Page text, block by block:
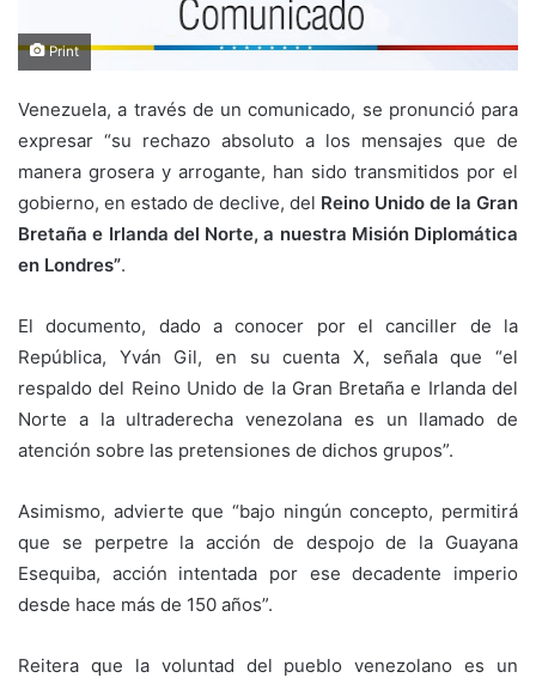
Print
Venezuela, a través de un comunicado, se pronunció para
expresar “su rechazo absoluto a los mensajes que de
manera grosera y arrogante, han sido transmitidos por el
gobierno, en estado de declive, del Reino Unido de la Gran
Bretaña e Irlanda del Norte, a nuestra Misión Diplomática
en Londres”.
El documento, dado a conocer por el canciller de la
República, Yván Gil, en su cuenta X, señala que “el
respaldo del Reino Unido de la Gran Bretaña e Irlanda del
Norte a la ultraderecha venezolana es un llamado de
atención sobre las pretensiones de dichos grupos”.
Asimismo, advierte que “bajo ningún concepto, permitirá
que se perpetre la acción de despojo de la Guayana
Esequiba, acción intentada por ese decadente imperio
desde hace más de 150 años”.
Reitera que la voluntad del pueblo venezolano es un